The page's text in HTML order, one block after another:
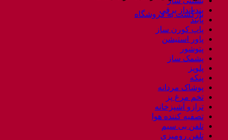
بازگشت به فروشگاه
بند انداز برقی
پابند
پاپ کورن ساز
پاور استیشن
پتوشور
پشمک ساز
پلوپز
پنکه
پوشاک مردانه
تخم مرغ پز
ترازو آشپزخانه
تصفیه کننده هوا
تلفن بی سیم
تلفن رومیزی